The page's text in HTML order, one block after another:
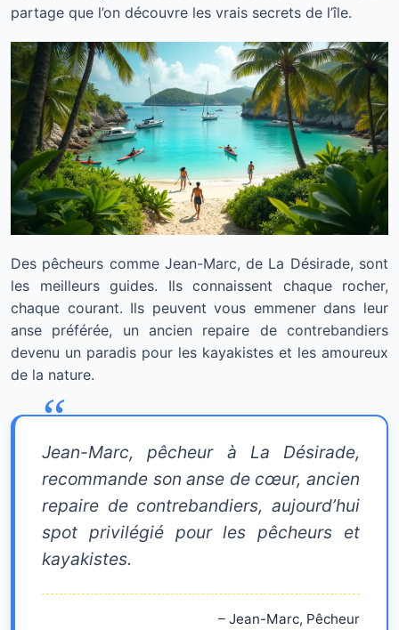
partage que l’on découvre les vrais secrets de l’île.
Des pêcheurs comme Jean-Marc, de La Désirade, sont
les meilleurs guides. Ils connaissent chaque rocher,
chaque courant. Ils peuvent vous emmener dans leur
anse préférée, un ancien repaire de contrebandiers
devenu un paradis pour les kayakistes et les amoureux
de la nature.
Jean-Marc, pêcheur à La Désirade,
recommande son anse de cœur, ancien
repaire de contrebandiers, aujourd’hui
spot privilégié pour les pêcheurs et
kayakistes.
– Jean-Marc, Pêcheur